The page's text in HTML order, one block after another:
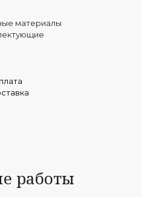
материалы
работы